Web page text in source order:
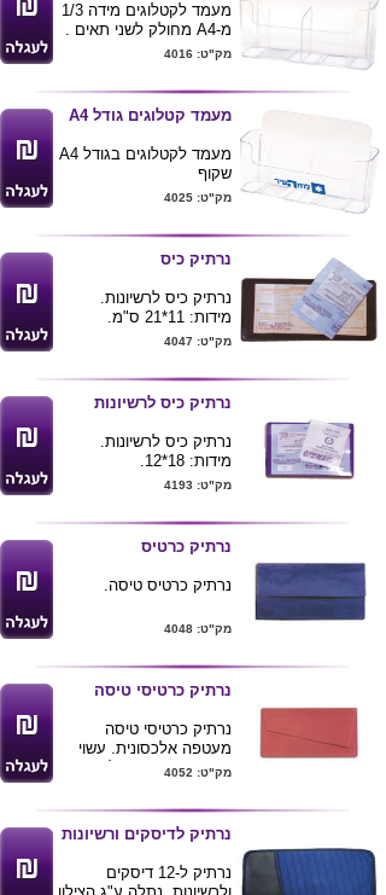
מעמד לקטלוגים מידה 1/3
מ-A4 מחולק לשני תאים .
ניתן למתג לוגו של הלקוח
מק"ט: 4016
מעמד קטלוגים גודל A4
מעמד לקטלוגים בגודל A4
שקוף
מק"ט: 4025
נרתיק כיס
נרתיק כיס לרשיונות.
מידות: 11*21 ס"מ.
מק"ט: 4047
נרתיק כיס לרשיונות
נרתיק כיס לרשיונות.
מידות: 18*12.
צד 1 שקוף צד שני PVC
הזמנה -- זמן הפקה עד 14
ימי עסקים .
מק"ט: 4193
נרתיק כרטיס
נרתיק כרטיס טיסה.
מק"ט: 4048
נרתיק כרטיסי טיסה
נרתיק כרטיסי טיסה
מעטפה אלכסונית. עשוי
1000 יחידות
מק"ט: 4052
נרתיק לדיסקים ורשיונות
נרתיק ל-12 דיסקים